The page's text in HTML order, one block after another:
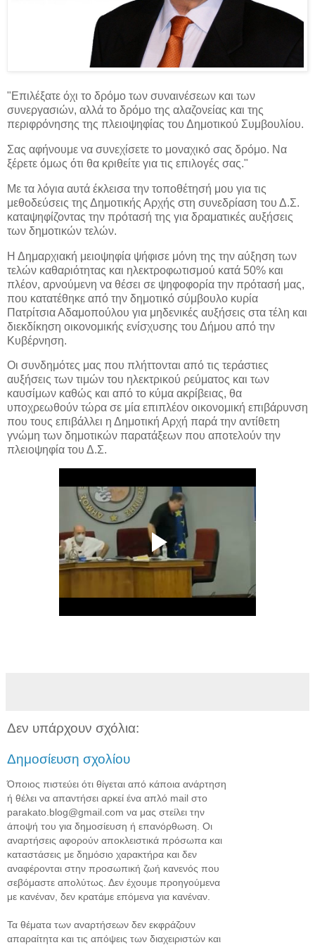
"Επιλέξατε όχι το δρόμο των συναινέσεων και των
συνεργασιών, αλλά το δρόμο της αλαζονείας και της
περιφρόνησης της πλειοψηφίας του Δημοτικού Συμβουλίου.
Σας αφήνουμε να συνεχίσετε το μοναχικό σας δρόμο. Να
ξέρετε όμως ότι θα κριθείτε για τις επιλογές σας."
Με τα λόγια αυτά έκλεισα την τοποθέτησή μου για τις
μεθοδεύσεις της Δημοτικής Αρχής στη συνεδρίαση του Δ.Σ.
καταψηφίζοντας την πρότασή της για δραματικές αυξήσεις
των δημοτικών τελών.
Η Δημαρχιακή μειοψηφία ψήφισε μόνη της την αύξηση των
τελών καθαριότητας και ηλεκτροφωτισμού κατά 50% και
πλέον, αρνούμενη να θέσει σε ψηφοφορία την πρότασή μας,
που κατατέθηκε από την δημοτικό σύμβουλο κυρία
Πατρίτσια Αδαμοπούλου για μηδενικές αυξήσεις στα τέλη και
διεκδίκηση οικονομικής ενίσχυσης του Δήμου από την
Κυβέρνηση.
Οι συνδημότες μας που πλήττονται από τις τεράστιες
αυξήσεις των τιμών του ηλεκτρικού ρεύματος και των
καυσίμων καθώς και από το κύμα ακρίβειας, θα
υποχρεωθούν τώρα σε μία επιπλέον οικονομική επιβάρυνση
που τους επιβάλλει η Δημοτική Αρχή παρά την αντίθετη
γνώμη των δημοτικών παρατάξεων που αποτελούν την
πλειοψηφία του Δ.Σ.
Δεν υπάρχουν σχόλια:
Δημοσίευση σχολίου
Όποιος πιστεύει ότι θίγεται από κάποια ανάρτηση
ή θέλει να απαντήσει αρκεί ένα απλό mail στο
parakato.blog@gmail.com να μας στείλει την
άποψή του για δημοσίευση ή επανόρθωση. Οι
αναρτήσεις αφορούν αποκλειστικά πρόσωπα και
καταστάσεις με δημόσιο χαρακτήρα και δεν
αναφέρονται στην προσωπική ζωή κανενός που
σεβόμαστε απολύτως. Δεν έχουμε προηγούμενα
με κανέναν, δεν κρατάμε επόμενα για κανέναν.
Τα θέματα των αναρτήσεων δεν εκφράζουν
απαραίτητα και τις απόψεις των διαχειριστών και